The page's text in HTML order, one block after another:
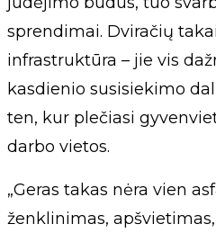
sprendimai. Dviračių
infrastruktūra – jie vis
kasdienio susisiekimo
ten, kur plečiasi
darbo vietos.
„Geras takas nėra vien
ženklinimas,